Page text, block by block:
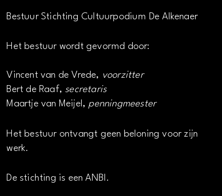
Bestuur Stichting Cultuurpodium De Alkenaer
Het bestuur wordt gevormd door:
Vincent van de Vrede, voorzitter
Bert de Raaf, secretaris
Maartje van Meijel, penningmeester
Het bestuur ontvangt geen beloning voor zijn
werk.
De stichting is een ANBI.